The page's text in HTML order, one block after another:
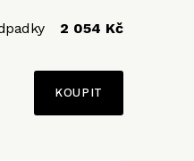
2 054 Kč